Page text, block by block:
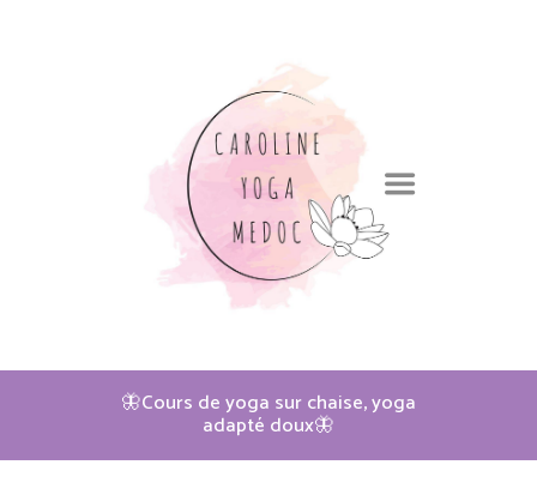
🦋Cours de yoga sur chaise, yoga
adapté doux🦋